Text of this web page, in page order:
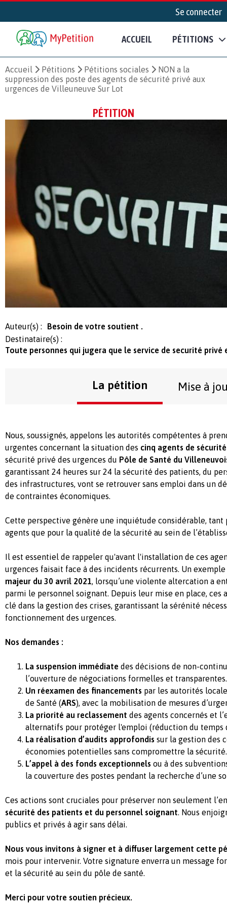
Se connecter
ACCUEIL PÉTITIONS
Accueil Pétitions Pétitions sociales
NON a la
suppression des poste des agents de sécurité privé aux
urgences de Villeuneuve Sur Lot
PÉTITION
Auteur(s) :
Besoin de votre soutient .
Destinataire(s) :
Toute personnes qui jugera que le service de securité privé
La pétition Mise à
Nous, soussignés, appelons les autorités compétentes à
urgentes concernant la situation des cinq agents de sécurité
sécurité privé des urgences du Pôle de Santé du
garantissant 24 heures sur 24 la sécurité des patients, du
des infrastructures, vont se retrouver sans emploi dans un
de contraintes économiques.
Cette perspective génère une inquiétude considérable, tant
agents que pour la qualité de la sécurité au sein de
Il est essentiel de rappeler qu'avant l'installation de ces
urgences faisait face à des incidents récurrents. Un exemple
majeur du 30 avril 2021, lorsqu’une violente altercation a
parmi le personnel soignant. Depuis leur mise en place, ces
clé dans la gestion des crises, garantissant la sérénité
fonctionnement des urgences.
Nos demandes :
La suspension immédiate des décisions de non-
l’ouverture de négociations formelles et transparentes.
Un réexamen des financements par les autorités
de Santé (ARS), avec la mobilisation de mesures
La priorité au reclassement des agents concernés et
alternatifs pour protéger l'emploi (réduction du temps
La réalisation d’audits approfondis sur la gestion des
économies potentielles sans compromettre la sécurité.
L’appel à des fonds exceptionnels ou à des
la couverture des postes pendant la recherche d’une
Ces actions sont cruciales pour préserver non seulement
sécurité des patients et du personnel soignant. Nous
publics et privés à agir sans délai.
Nous vous invitons à signer et à diffuser largement cette
mois pour intervenir. Votre signature enverra un message
et la sécurité au sein du pôle de santé.
Merci pour votre soutien précieux.